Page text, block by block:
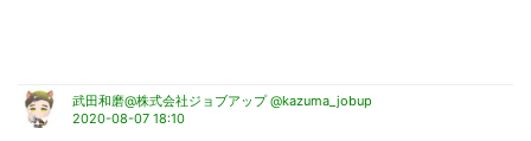
武田和磨@株式会社ジョブアップ @kazuma_jobup
2020-08-07 18:10